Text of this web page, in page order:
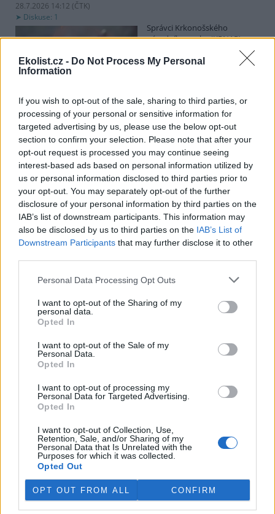
Ekolist.cz - Do Not Process My Personal
Information
If you wish to opt-out of the sale, sharing to third parties, or
processing of your personal or sensitive information for
targeted advertising by us, please use the below opt-out
section to confirm your selection. Please note that after your
opt-out request is processed you may continue seeing
interest-based ads based on personal information utilized by
us or personal information disclosed to third parties prior to
your opt-out. You may separately opt-out of the further
disclosure of your personal information by third parties on the
IAB’s list of downstream participants. This information may
also be disclosed by us to third parties on the IAB’s List of
Downstream Participants that may further disclose it to other
Personal Data Processing Opt Outs
I want to opt-out of the Sharing of my
personal data.
Opted In
I want to opt-out of the Sale of my
Personal Data.
Opted In
I want to opt-out of processing my
Personal Data for Targeted Advertising.
Opted In
I want to opt-out of Collection, Use,
Retention, Sale, and/or Sharing of my
Personal Data that Is Unrelated with the
Purposes for which it was collected.
Opted Out
OPT OUT FROM ALL CONFIRM
28.7.2026 14:12 (ČTK)
Diskuse: 1
Správci Krkonošského
národního parku (KRNAP)
vyzývají návštěvníky Krkonoš,
aby ihned hlásili jakýkoli
požárů v příštích dnech poroste, řekl ČTK mluvčí Správy KRNAP
Radek Drahný. Podle meteorologů přichází další vlna veder, od
čtvrtka se budou teploty blížit 40 stupňům Celsia. Teplo bude i na
horách, pršet nemá.
Lvice Elsa, kterou stát zabavil Vémolovi, bude mít nový
domov v Nizozemsku
28.7.2026 14:03 (
Lvice Elsa, kterou na začátku
června ministerstvo životního
prostředí (MŽP) zabavilo z
nelegálního chovu zápasníka
zahrady šelma zamíří do centra pro velké kočkovité šelmy
Felida,
sdělilo ČTK ministerstvo. Nizozemská stanice se stará i o tygra
Tajmira a lva Mera, kteří také pocházejí z nevyhovujících
soukromých chovů v České republice.
Rybářství Litomyšl kvůli suchu muselo slovit několik
rybníků Aktualizováno
28.7.2026 10:40 (
Rybářství Litomyšl muselo
kvůli dlouhodobému suchu a
slovit pět rybníků. U dalších
vodních ploch hrozí, že při
pokračujícím poklesu hladiny bude nutné rovněž přistoupit k
výlovu. Letos je většina rybníků bez běžného přítoku vody, což
situaci zhoršuje. ČTK to řekl ředitel Rybářství Litomyšl Michal
Brychta.